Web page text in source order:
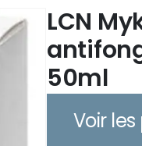
LCN
50ml
Voir les